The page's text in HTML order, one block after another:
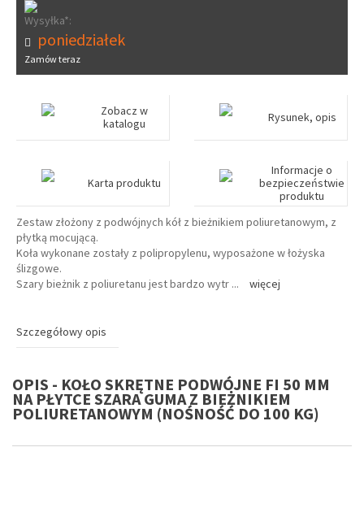
Wysyłka*:
poniedziałek
Zamów teraz
Zobacz w
katalogu
Rysunek, opis
Karta produktu
Informacje o
bezpieczeństwie
produktu
Zestaw złożony z podwójnych kół z bieżnikiem poliuretanowym, z
płytką mocującą.
Koła wykonane zostały z polipropylenu, wyposażone w łożyska
ślizgowe.
Szary bieżnik z poliuretanu jest bardzo wytr ... więcej
Szczegółowy opis
OPIS - KOŁO SKRĘTNE PODWÓJNE FI 50 MM
NA PŁYTCE SZARA GUMA Z BIEŻNIKIEM
POLIURETANOWYM (NOŚNOŚĆ DO 100 KG)